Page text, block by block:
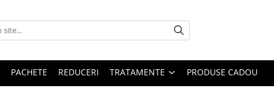
PACHETE REDUCERI TRATAMENTE PRODUSE CADOU